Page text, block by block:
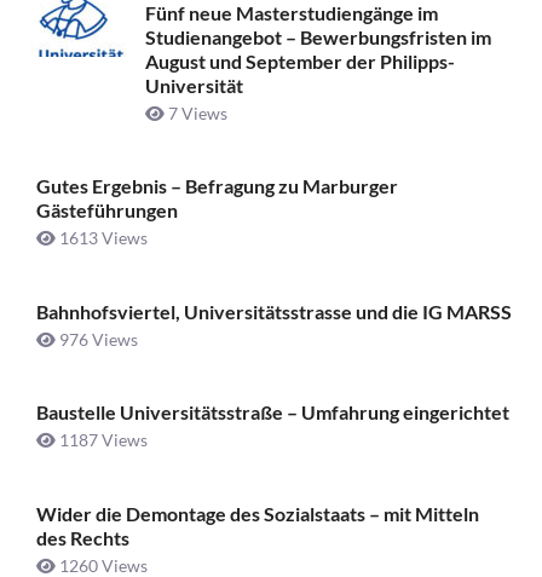
Fünf neue Masterstudiengänge im
Studienangebot – Bewerbungsfristen im
August und September der Philipps-
Universität
7 Views
Gutes Ergebnis – Befragung zu Marburger
Gästeführungen
1613 Views
Bahnhofsviertel, Universitätsstrasse und die IG MARSS
976 Views
Baustelle Universitätsstraße ­– Umfahrung eingerichtet
1187 Views
Wider die Demontage des Sozialstaats – mit Mitteln
des Rechts
1260 Views